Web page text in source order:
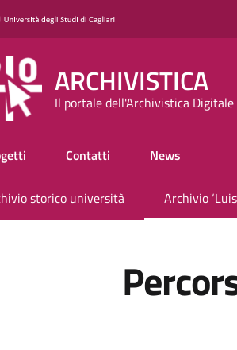
ARCHIVISTICA
Il portale dell'Archivistica
Contatti News
storico università Archivio